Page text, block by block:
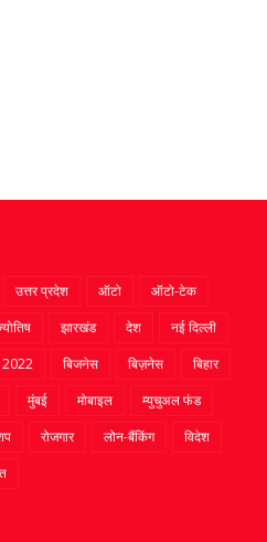
उत्तर प्रदेश ऑटो
ऑटो-टेक
झारखंड देश
नई दिल्ली
बिजनेस बिज़नेस
बिहार
मुंबई मोबाइल
म्‍युचुअल फंड
रोजगार लोन-बैंकिंग
विदेश